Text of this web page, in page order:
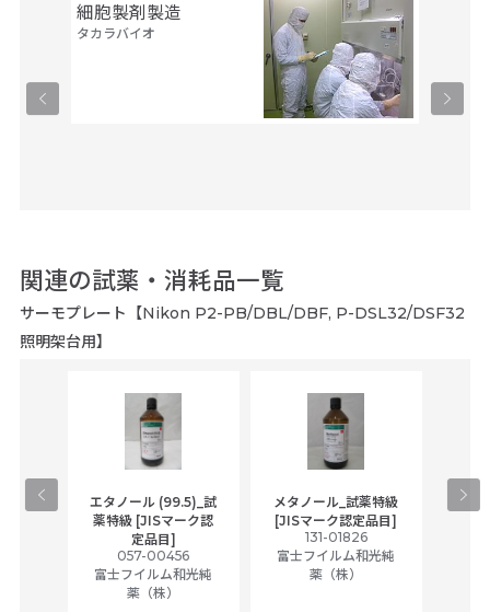
細胞製剤製造
タカラバイオ
関連の試薬・消耗品一覧
サーモプレート【Nikon P2-PB/DBL/DBF, P-DSL32/DSF32
照明架台用】
エタノール (99.5)_試
薬特級 [JISマーク認
定品目]
057-00456
富士フイルム和光純
薬（株）
メタノール_試薬特級
[JISマーク認定品目]
131-01826
富士フイルム和光純
薬（株）
ア